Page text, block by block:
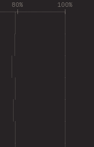
80% 100%